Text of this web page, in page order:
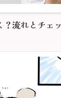
流れとチェ